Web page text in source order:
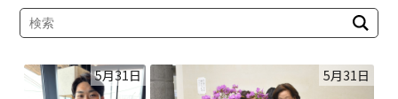
5月31日 5月31日